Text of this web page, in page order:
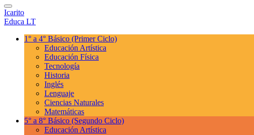
Icarito
Educa LT
1° a 4° Básico (Primer Ciclo)
Educación Artística
Educación Física
Tecnología
Historia
Inglés
Lenguaje
Ciencias Naturales
Matemáticas
5° a 8° Básico (Segundo Ciclo)
Educación Artística